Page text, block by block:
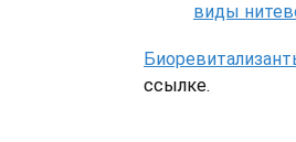
виды
ссылке.